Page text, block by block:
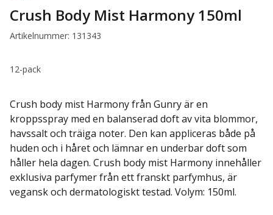
Crush Body Mist Harmony 150ml
Artikelnummer: 131343
12-pack
Crush body mist Harmony från Gunry är en
kroppsspray med en balanserad doft av vita blommor,
havssalt och träiga noter. Den kan appliceras både på
huden och i håret och lämnar en underbar doft som
håller hela dagen. Crush body mist Harmony innehåller
exklusiva parfymer från ett franskt parfymhus, är
vegansk och dermatologiskt testad. Volym: 150ml.